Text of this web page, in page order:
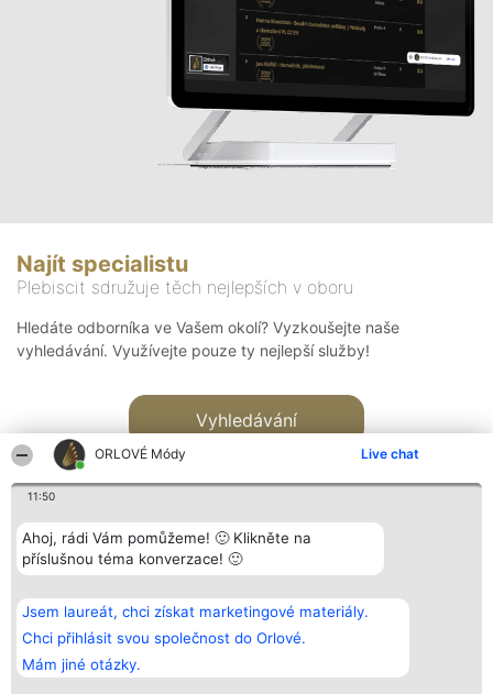
ORLOVÉ Módy Live chat
11:50
Ahoj, rádi Vám pomůžeme! 🙂 Klikněte na
příslušnou téma konverzace! 🙂
Jsem laureát, chci získat marketingové materiály.
Chci přihlásit svou společnost do Orlové.
Mám jiné otázky.
Najít specialistu
Plebiscit sdružuje těch nejlepších v oboru
Hledáte odborníka ve Vašem okolí? Vyzkoušejte naše
vyhledávání. Využívejte pouze ty nejlepší služby!
Vyhledávání
Bright Side Solutions sp. z o.
o. sp. k.
ul. Ruska 22
Wrocław 50-079
KRS 0000749100 | Regon
381313360 | NIP 8943132676
Vítězové
Seznam všech
laureátů
Zásady
Zásady
Kontakt